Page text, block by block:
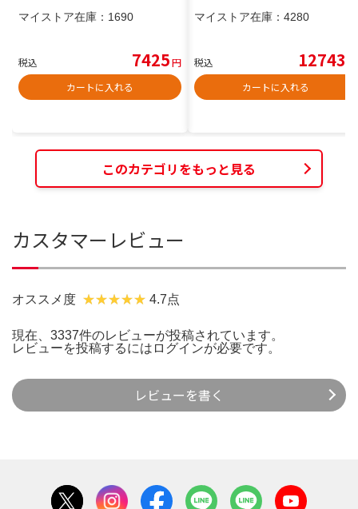
マイストア在庫： 1690
税込 7425円
カートに入れる
マイストア在庫： 4280
税込 12743
カートに入れる
このカテゴリをもっと見る
カスタマーレビュー
オススメ度 4.7点
現在、3337件のレビューが投稿されています。
レビューを投稿するには ログインが必要です。
レビューを書く